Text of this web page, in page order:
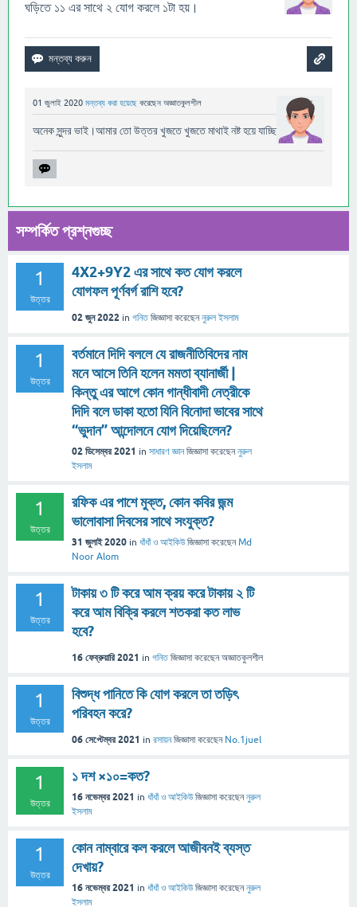
ঘড়িতে ১১ এর সাথে ২ যোগ করলে ১টা হয়।
01 জুলাই 2020 মন্তব্য করা হয়েছে করেছেন অজ্ঞাতকুলশীল
অনেক সুন্দর ভাই।আমার তো উত্তর খুজতে খুজতে মাথাই নষ্ট হয়ে যাচ্ছিলো।
সম্পর্কিত প্রশ্নগুচ্ছ
1
উত্তর
4X2+9Y2 এর সাথে কত যোগ করলে
যোগফল পূর্ণবর্গ রাশি হবে?
02 জুন 2022 in গনিত জিজ্ঞাসা করেছেননুরুল ইসলাম
1
উত্তর
বর্তমানে দিদি বললে যে রাজনীতিবিদের নাম
মনে আসে তিনি হলেন মমতা ব্যানার্জী |
কিন্তু এর আগে কোন গান্ধীবাদী নেত্রীকে
দিদি বলে ডাকা হতো যিনি বিনোদা ভাবের সাথে
“ভুদান” আন্দোলনে যোগ দিয়েছিলেন?
02 ডিসেম্বর 2021 in সাধারণ জ্ঞান জিজ্ঞাসা করেছেননুরুল
ইসলাম
1
উত্তর
রফিক এর পাশে মুক্ত, কোন কবির জন্ম
ভালোবাসা দিবসের সাথে সংযুক্ত?
31 জুলাই 2020 in ধাঁধাঁ ও আইকিউ জিজ্ঞাসা করেছেনMd
Noor Alom
1
উত্তর
টাকায় ৩ টি করে আম ক্রয় করে টাকায় ২ টি
করে আম বিক্রি করলে শতকরা কত লাভ
হবে?
16 ফেব্রুয়ারি 2021 in গনিত জিজ্ঞাসা করেছেনঅজ্ঞাতকুলশীল
1
উত্তর
বিশুদ্ধ পানিতে কি যোগ করলে তা তড়িৎ
পরিবহন করে?
06 সেপ্টেম্বর 2021 in রসায়ন জিজ্ঞাসা করেছেন No.1juel
1
উত্তর
১ দশ ×১০=কত?
16 নভেম্বর 2021 in ধাঁধাঁ ও আইকিউ জিজ্ঞাসা করেছেননুরুল
ইসলাম
1
উত্তর
কোন নাম্বারে কল করলে আজীবনই ব্যস্ত
দেখায়?
16 নভেম্বর 2021 in ধাঁধাঁ ও আইকিউ জিজ্ঞাসা করেছেননুরুল
ইসলাম